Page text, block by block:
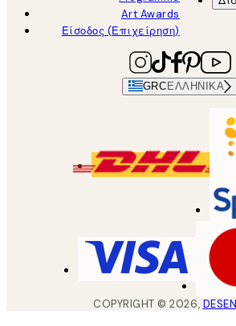
Art Awards
Είσοδος (Επιχείρηση)
GRC ΕΛΛΗΝΙΚΆ
COPYRIGHT ©2026,